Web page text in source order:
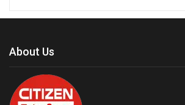
About Us